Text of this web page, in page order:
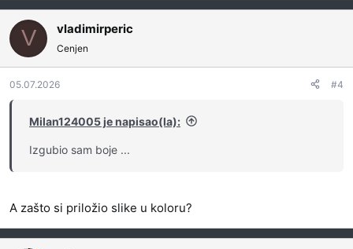
V vladimirperic
Cenjen
05.07.2026 #4
Milan124005 je napisao(la):
Izgubio sam boje ...
A zašto si priložio slike u koloru?